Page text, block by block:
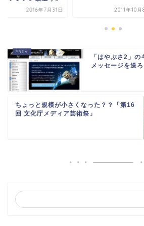
2016年7月31日 2011年10月
「はやぶさ2」
メッセージを送ろ
ちょっと規模が小さくなった？？「第16
回 文化庁メディア芸術祭」